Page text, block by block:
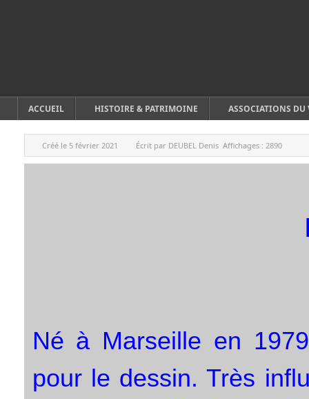
ACCUEIL HISTOIRE & PATRIMOINE ASSOCIATIONS DU
Créé le 5 février 2021 Écrit par DEUBEL Denis Affichages : 2890
Né à Marseille en
pour le dessin. Très